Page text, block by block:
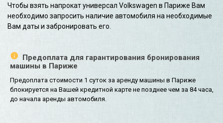
Чтобы взять напрокат универсал Volkswagen в Париже Вам
необходимо запросить наличие автомобиля на необходимые
Вам даты и забронировать его.
Предоплата для гарантирования бронирования
машины в Париже
Предоплата стоимости 1 суток за аренду машины в Париже
блокируется на Вашей кредитной карте не позднее чем за 84 часа,
до начала аренды автомобиля.